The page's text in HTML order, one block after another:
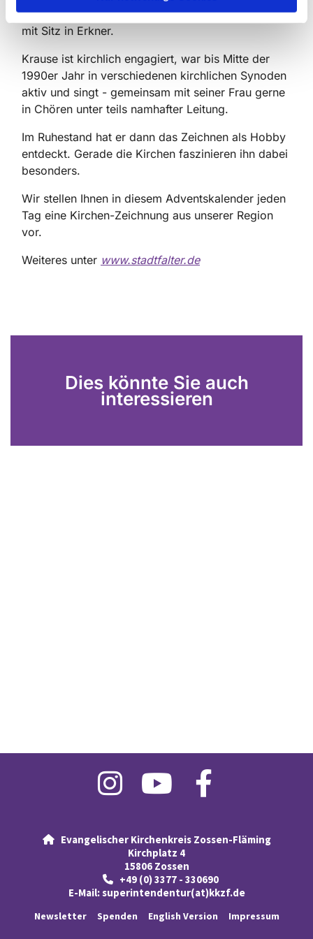
für Regionalentwicklung und Strukturplanung (IRS)
mit Sitz in Erkner.
Krause ist kirchlich engagiert, war bis Mitte der
1990er Jahr in verschiedenen kirchlichen Synoden
aktiv und singt - gemeinsam mit seiner Frau gerne
in Chören unter teils namhafter Leitung.
Im Ruhestand hat er dann das Zeichnen als Hobby
entdeckt. Gerade die Kirchen faszinieren ihn dabei
besonders.
Wir stellen Ihnen in diesem Adventskalender jeden
Tag eine Kirchen-Zeichnung aus unserer Region
vor.
Weiteres unter www.stadtfalter.de
Dies könnte Sie auch
interessieren
Evangelischer Kirchenkreis Zossen-Fläming
Kirchplatz 4
15806 Zossen

+49 (0) 3377 - 330690
E-Mail:superintendentur(at)kkzf.de
Newsletter Spenden English Version Impressum